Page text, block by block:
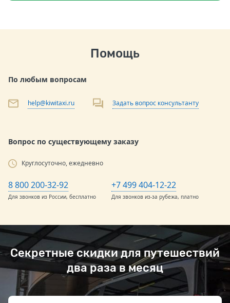
Помощь
По любым вопросам
help@kiwitaxi.ru Задать вопрос консультанту
Вопрос по существующему заказу
Круглосуточно, ежедневно
8 800 200-32-92
Для звонков из России, бесплатно
+7 499 404-12-22
Для звонков из-за рубежа, платно
Секретные скидки для путешествий
два раза в месяц